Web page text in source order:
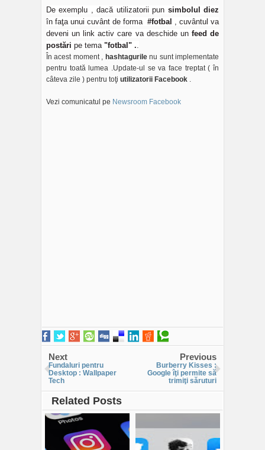
De exemplu , dacă utilizatorii pun simbolul diez
în faţa unui cuvânt de forma #fotbal
, cuvântul va
deveni un link activ care va deschide unfeed de
postări pe tema "fotbal" .
În acest moment , hashtagurilenu sunt implementate
pentru toată lumea .Update-ul se va face treptat ( în
câteva zile ) pentru toţi utilizatorii Facebook .
Vezi comunicatul pe Newsroom Facebook
Next
Fundaluri pentru
Desktop : Wallpaper
Tech
Previous
Burberry Kisses :
Google îţi permite să
trimiţi săruturi
Related Posts